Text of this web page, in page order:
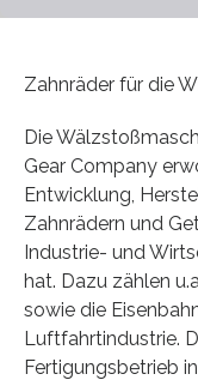
Zahnräder für die
Die
Gear Company
Entwicklung,
Zahnrädern und
Industrie- und
hat. Dazu zählen
sowie die
Luftfahrtindustrie.
Fertigungsbetrieb